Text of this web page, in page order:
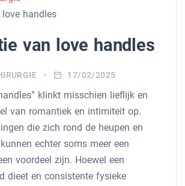
handles
van love handles
17/02/2025
klinkt misschien lieflijk en
van romantiek en intimiteit op.
die zich rond de heupen en
echter soms meer een
voordeel zijn. Hoewel een
dieet en consistente fysieke